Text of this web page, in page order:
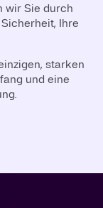
wir Sie durch
Ihre
starken
und eine